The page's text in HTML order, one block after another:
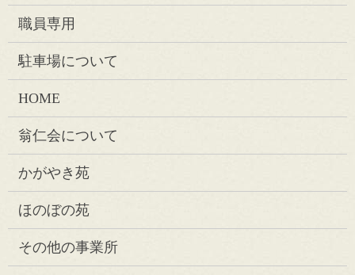
職員専用
駐車場について
HOME
翁仁会について
かがやき苑
ほのぼの苑
その他の事業所